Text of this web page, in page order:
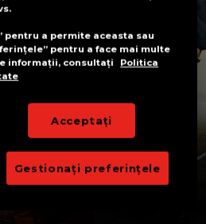
EROILOR
pentru a permite aceasta sau
pentru a face mai multe
informații, consultați
Politica
Acceptați
Gestionați preferințele